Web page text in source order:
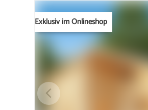
Exklusiv im Onlineshop